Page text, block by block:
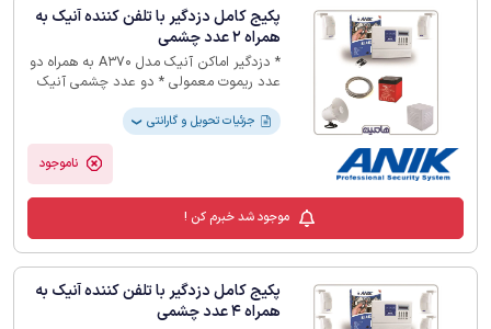
پکیج کامل دزدگیر با تلفن کننده آنیک به
همراه 2 عدد چشمی
* دزدگیر اماکن آنیک مدل A370 به همراه دو
عدد ریموت معمولی * دو عدد چشمی آنیک
فلزی بلندگو * 10 متر سیم دوزوج
جزئیات تحویل و گارانتی ❯
ناموجود
موجود شد خبرم کن !
پکیج کامل دزدگیر با تلفن کننده آنیک به
همراه 4 عدد چشمی